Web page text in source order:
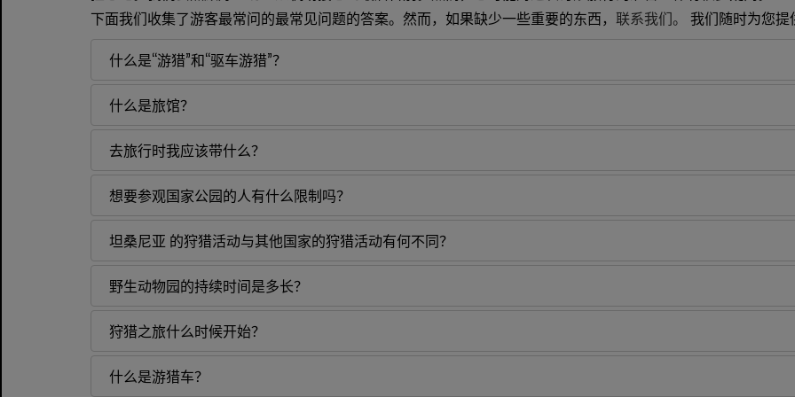
下面我们收集了游客最常问的最常见问题的答案。然而，如果缺少一些重要的东西， 联系我们。 我们随时为您提
什么是“游猎”和“驱车游猎”？
什么是旅馆？
去旅行时我应该带什么？
想要参观国家公园的人有什么限制吗？
坦桑尼亚 的狩猎活动与其他国家的狩猎活动有何不同？
野生动物园的持续时间是多长？
狩猎之旅什么时候开始？
什么是游猎车？